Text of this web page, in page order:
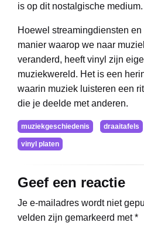
is op dit nostalgische medium.
Hoewel streamingdiensten
manier waarop we naar
veranderd, heeft vinyl zijn
muziekwereld. Het is een
waarin muziek luisteren een
die je deelde met anderen.
muziekgeschiedenis draaitafels
vinyl platen
Geef een reactie
Je e-mailadres wordt niet
velden zijn gemarkeerd met*